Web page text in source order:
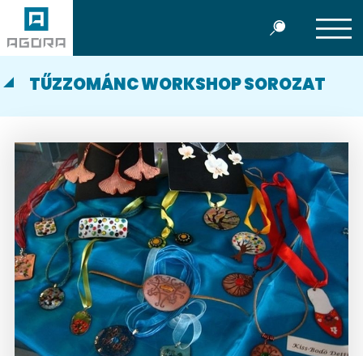
TŰZZOMÁNC WORKSHOP SOROZAT